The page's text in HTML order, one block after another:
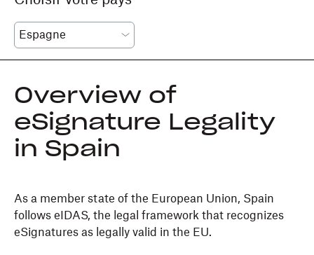
Overview of
eSignature Legality
in Spain
As a member state of the European Union, Spain
follows eIDAS, the legal framework that recognizes
eSignatures as legally valid in the EU.